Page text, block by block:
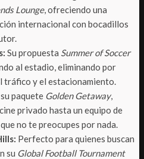
Lounge, ofreciendo una
internacional con bocadillos
Su propuesta Summer of Soccer
al estadio, eliminando por
tráfico y el estacionamiento.
paquete Golden Getaway,
privado hasta un equipo de
no te preocupes por nada.
Perfecto para quienes buscan
su Global Football Tournament